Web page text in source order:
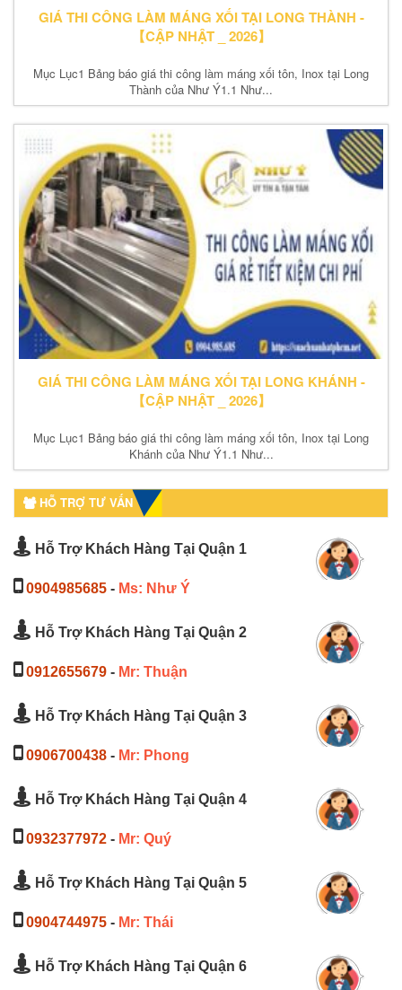
GIÁ THI CÔNG LÀM MÁNG XỐI TẠI LONG THÀNH -
【CẬP NHẬT _ 2026】
Mục Lục1 Bảng báo giá thi công làm máng xối tôn, Inox tại Long
Thành của Như Ý1.1 Như...
GIÁ THI CÔNG LÀM MÁNG XỐI TẠI LONG KHÁNH -
【CẬP NHẬT _ 2026】
Mục Lục1 Bảng báo giá thi công làm máng xối tôn, Inox tại Long
Khánh của Như Ý1.1 Như...
HỖ TRỢ TƯ VẤN
Hỗ Trợ Khách Hàng Tại Quận 1
0904985685 - Ms: Như Ý
Hỗ Trợ Khách Hàng Tại Quận 2
0912655679 - Mr: Thuận
Hỗ Trợ Khách Hàng Tại Quận 3
0906700438 - Mr: Phong
Hỗ Trợ Khách Hàng Tại Quận 4
0932377972 - Mr: Quý
Hỗ Trợ Khách Hàng Tại Quận 5
0904744975 - Mr: Thái
Hỗ Trợ Khách Hàng Tại Quận 6